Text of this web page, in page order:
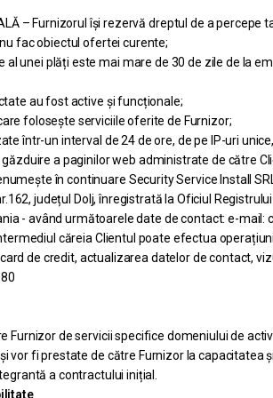
– Furnizorul își rezervă dreptul de a
fac obiectul ofertei curente;
al unei plăți este mai mare de 30 de zile de la
au fost active și funcționale;
folosește serviciile oferite de Furnizor;
într-un interval de 24 de ore, de pe IP-uri
a paginilor web administrate de către
în continuare Security Service Install
județul Dolj, înregistrată la Oficiul
- având următoarele date de contact: e-mail:
căreia Clientul poate efectua
de credit, actualizarea datelor de contact,
de servicii specifice domeniului de
vor fi prestate de către Furnizor la
a contractului inițial.